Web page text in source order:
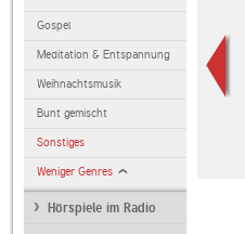
Gospel
Meditation & Entspannung
Weihnachtsmusik
Bunt gemischt
Sonstiges
Weniger Genres
Hörspiele im Radio